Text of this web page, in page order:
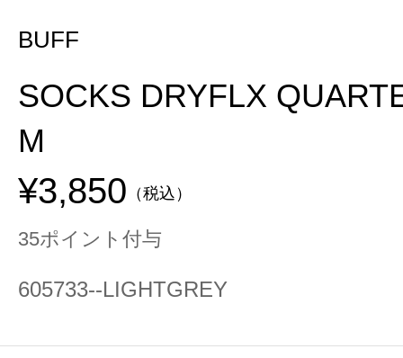
BUFF
SOCKS DRYFLX
M
¥3,850 （税込）
35ポイント付与
605733--LIGHTGREY